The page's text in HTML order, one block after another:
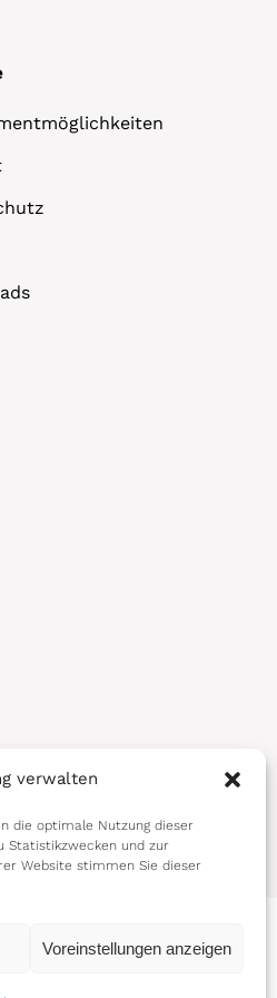
verwalten
die optimale Nutzung dieser
Statistikzwecken und zur
Website stimmen Sie dieser
Voreinstellungen anzeigen